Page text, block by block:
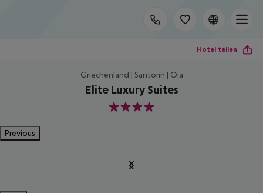
Hotel teilen
Griechenland | Santorin | Oia
Elite Luxury Suites
4
Previous